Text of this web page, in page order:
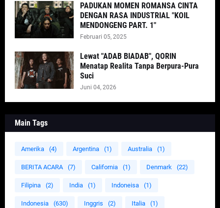
PADUKAN MOMEN ROMANSA CINTA
DENGAN RASA INDUSTRIAL "KOIL
MENDONGENG PART. 1"
Februari 05, 2025
Lewat "ADAB BIADAB", QORIN
Menatap Realita Tanpa Berpura-Pura
Suci
Juni 04, 2026
Main Tags
Amerika (4) Argentina (1) Australia (1)
BERITA ACARA (7) California (1) Denmark (22)
Filipina (2) India (1) Indoneisa (1)
Indonesia (630) Inggris (2) Italia (1)